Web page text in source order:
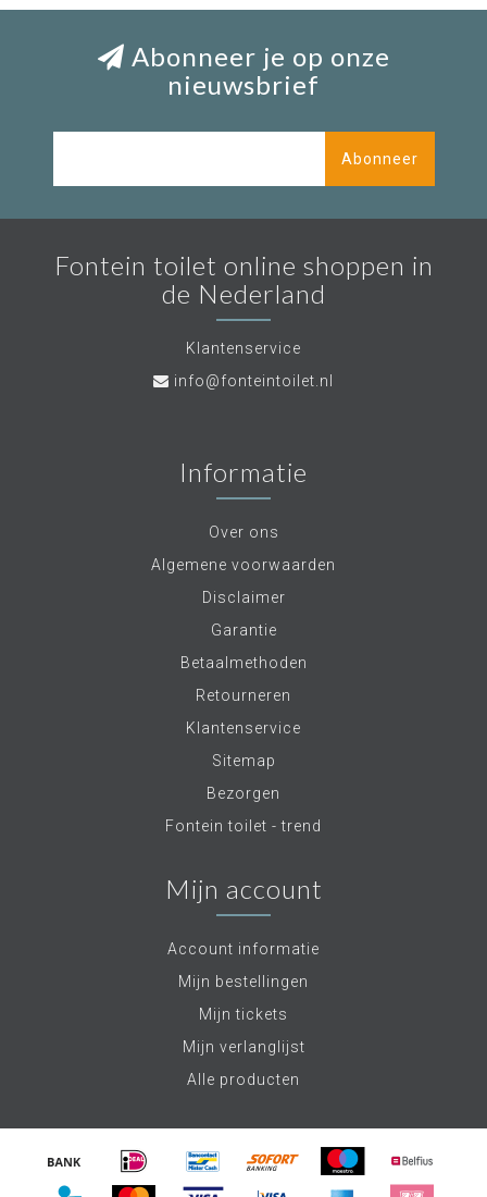
Abonneer je op onze
nieuwsbrief
Abonneer
Fontein toilet online shoppen in
de Nederland
Klantenservice
info@fonteintoilet.nl
Informatie
Over ons
Algemene voorwaarden
Disclaimer
Garantie
Betaalmethoden
Retourneren
Klantenservice
Sitemap
Bezorgen
Fontein toilet - trend
Mijn account
Account informatie
Mijn bestellingen
Mijn tickets
Mijn verlanglijst
Alle producten